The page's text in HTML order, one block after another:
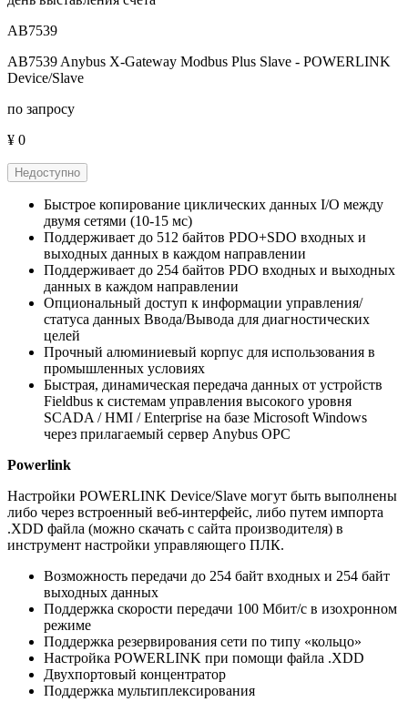
AB7539
AB7539 Anybus X-Gateway Modbus Plus Slave - POWERLINK
Device/Slave
по запросу
¥ 0
Недоступно
Быстрое копирование циклических данных I/O между
двумя сетями (10-15 мс)
Поддерживает до 512 байтов PDO+SDO входных и
выходных данных в каждом направлении
Поддерживает до 254 байтов PDO входных и выходных
данных в каждом направлении
Опциональный доступ к информации управления/
статуса данных Ввода/Вывода для диагностических
целей
Прочный алюминиевый корпус для использования в
промышленных условиях
Быстрая, динамическая передача данных от устройств
Fieldbus к системам управления высокого уровня
SCADA / HMI / Enterprise на базе Microsoft Windows
через прилагаемый сервер Anybus OPC
Powerlink
Настройки POWERLINK Device/Slave могут быть выполнены
либо через встроенный веб-интерфейс, либо путем импорта
.XDD файла (можно скачать с сайта производителя) в
инструмент настройки управляющего ПЛК.
Возможность передачи до 254 байт входных и 254 байт
выходных данных
Поддержка скорости передачи 100 Мбит/с в изохронном
режиме
Поддержка резервирования сети по типу «кольцо»
Настройка POWERLINK при помощи файла .XDD
Двухпортовый концентратор
Поддержка мультиплексирования